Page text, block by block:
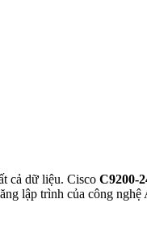
cả dữ liệu. Cisco C9200-
lập trình của công